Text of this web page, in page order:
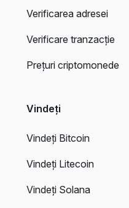
Verificarea adresei
Verificare tranzacție
Prețuri criptomonede
Vindeți
Vindeți Bitcoin
Vindeți Litecoin
Vindeți Solana